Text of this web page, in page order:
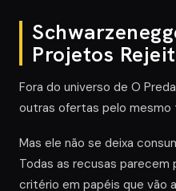
Projetos
Fora do universo de O
outras ofertas pelo mesmo
Mas ele não se deixa
Todas as recusas parecem
critério em papéis que vão